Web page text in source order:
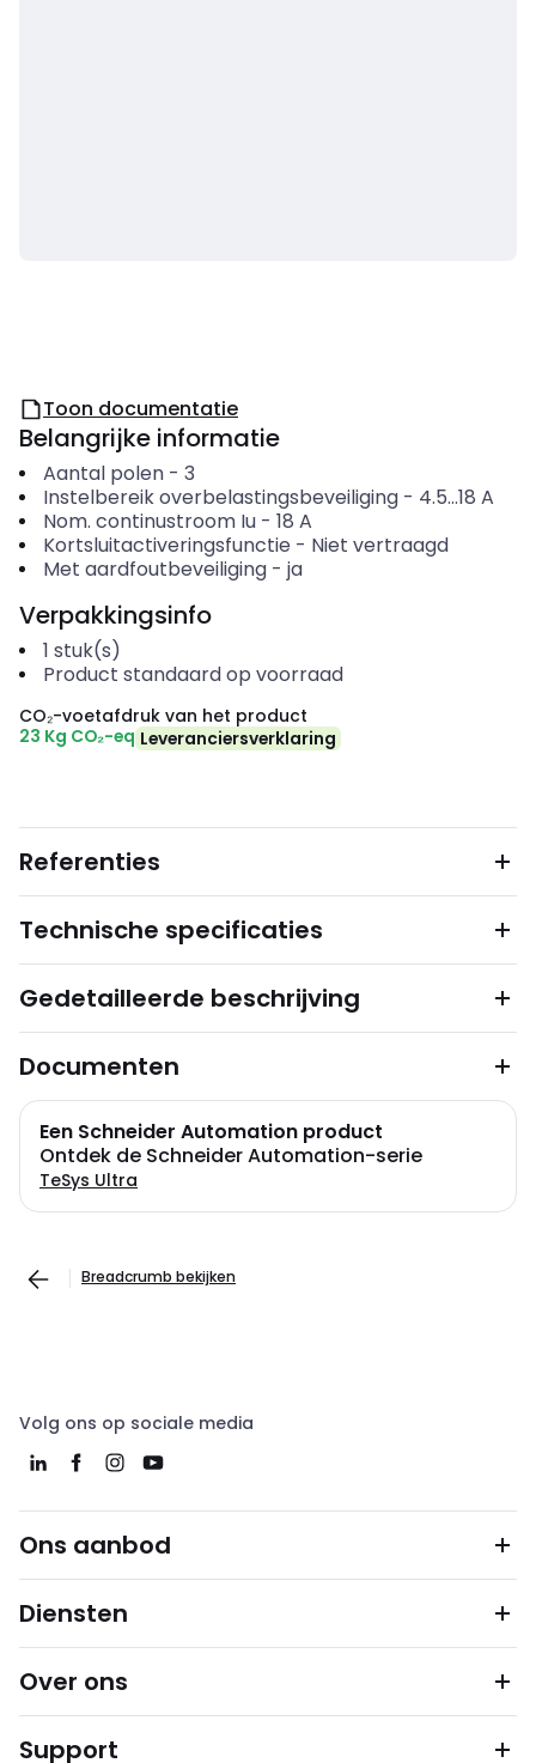
Toon documentatie
Belangrijke informatie
Aantal polen- 3
Instelbereik overbelastingsbeveiliging- 4.5...18 A
Nom. continustroom Iu- 18 A
Kortsluitactiveringsfunctie - Niet vertraagd
Met aardfoutbeveiliging- ja
Verpakkingsinfo
1 stuk(s)
Product standaard op voorraad
CO₂-voetafdruk van het product
23 Kg CO₂-eq Leveranciersverklaring
Referenties
Technische specificaties
Gedetailleerde beschrijving
Documenten
Een Schneider Automation product
Ontdek de Schneider Automation-serie
TeSys Ultra
Breadcrumb bekijken
Volg ons op sociale media
Ons aanbod
Diensten
Over ons
Support